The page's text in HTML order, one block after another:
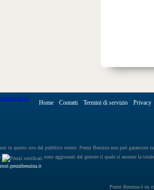
Home Contatti Termini di servizio Privacy
in questo sito dal pubblico utente. Prezzi Benzina non può garantirne
sono aggiornati dal gestore il quale si assume la
Prezzi Benzina è un